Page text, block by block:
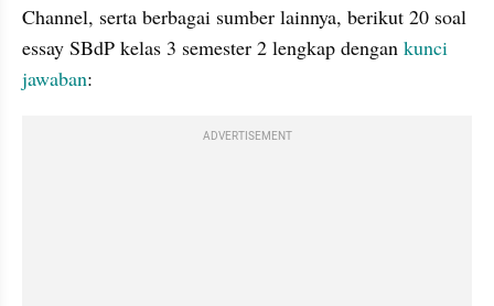
Channel, serta berbagai sumber lainnya, berikut 20 soal
essay SBdP kelas 3 semester 2 lengkap dengan kunci
jawaban:
ADVERTISEMENT